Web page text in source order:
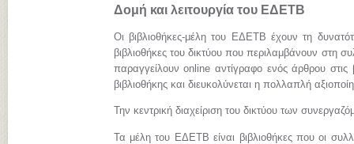
Δομή και λειτουργία του ΕΔΕΤΒ
Οι βιβλιοθήκες-μέλη του ΕΔΕΤΒ έχουν τη
βιβλιοθήκες του δικτύου που περιλαμβάνουν στη
παραγγείλουν online αντίγραφο ενός άρθρου στις
βιβλιοθήκης και διευκολύνεται η πολλαπλή
Την κεντρική διαχείριση του δικτύου των
Τα μέλη του ΕΔΕΤΒ είναι βιβλιοθήκες που οι